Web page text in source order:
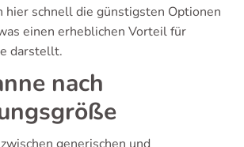
hier schnell die günstigsten Optionen
einen erheblichen Vorteil für
darstellt.
nach